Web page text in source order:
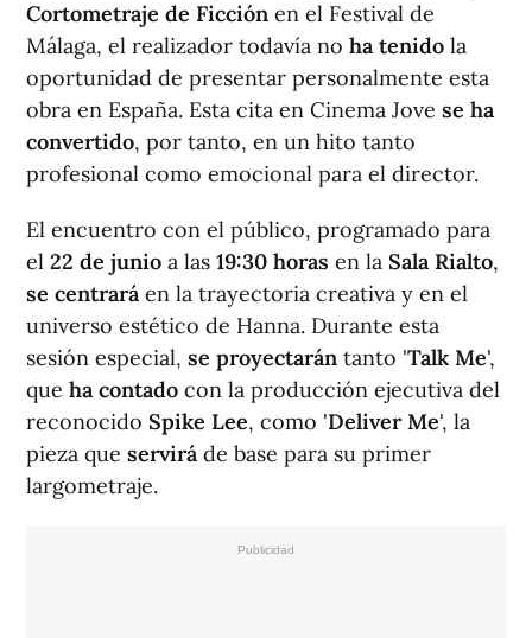
Cortometraje de Ficción en el Festival de
Málaga, el realizador todavía no ha tenido la
oportunidad de presentar personalmente esta
obra en España. Esta cita en Cinema Jove se ha
convertido, por tanto, en un hito tanto
profesional como emocional para el director.
El encuentro con el público, programado para
el 22 de junio a las 19:30 horas en la Sala Rialto,
se centrará en la trayectoria creativa y en el
universo estético de Hanna. Durante esta
sesión especial, se proyectarán tanto 'Talk Me',
que ha contado con la producción ejecutiva del
reconocido Spike Lee, como 'Deliver Me', la
pieza que servirá de base para su primer
largometraje.